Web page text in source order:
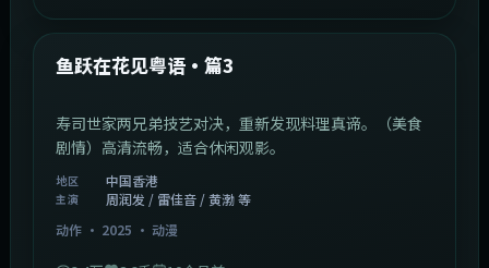
最新
鱼跃在花见粤语·篇3
寿司世家两兄弟技艺对决，重新发现料理真谛。（美食
剧情）高清流畅，适合休闲观影。
地区 中国香港
主演
周润发 / 雷佳音 / 黄渤 等
动作· 2025 · 动漫